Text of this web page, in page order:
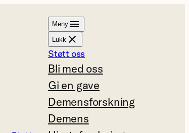
Meny
Lukk
Støtt oss
Bli med oss
Gi en gave
Demensforskning
Demens